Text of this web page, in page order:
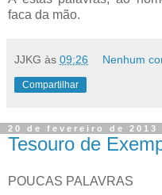
faca da mão.
JJKG às 09:26 Nenhum
Compartilhar
20 de fevereiro de 2013
Tesouro de
POUCAS PALAVRAS